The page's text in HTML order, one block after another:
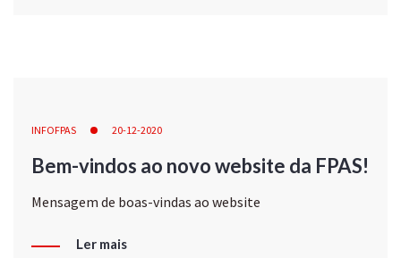
INFOFPAS 20-12-2020
Bem-vindos ao novo website da FPAS!
Mensagem de boas-vindas ao website
Ler mais